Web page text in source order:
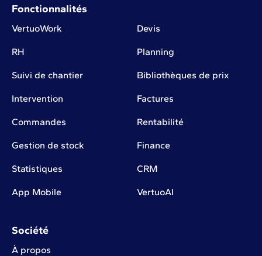
Fonctionnalités
VertuoWork Devis
RH Planning
Suivi de chantier Bibliothèques de prix
Intervention Factures
Commandes Rentabilité
Gestion de stock Finance
Statistiques CRM
App Mobile VertuoAI
Société
À propos